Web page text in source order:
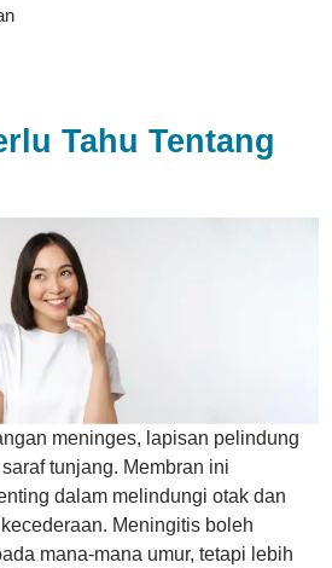
Tahu Tentang
meninges, lapisan pelindung
tunjang. Membran ini
dalam melindungi otak dan
Meningitis boleh
mana-mana umur, tetapi lebih